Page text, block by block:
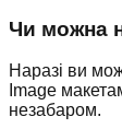
Чи можна
Наразі ви
Image
незабаром.